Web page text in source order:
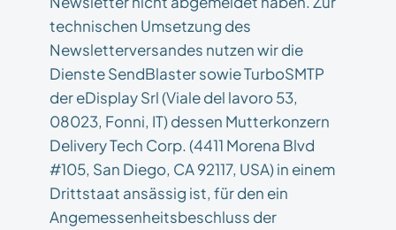
technischen Umsetzung des
Newsletterversandes nutzen wir die
Dienste SendBlaster sowie TurboSMTP
der eDisplay Srl (Viale del lavoro 53,
08023, Fonni, IT) dessen Mutterkonzern
Delivery Tech Corp. (4411 Morena Blvd
#105, San Diego, CA 92117, USA) in einem
Drittstaat ansässig ist, für den ein
Angemessenheitsbeschluss der